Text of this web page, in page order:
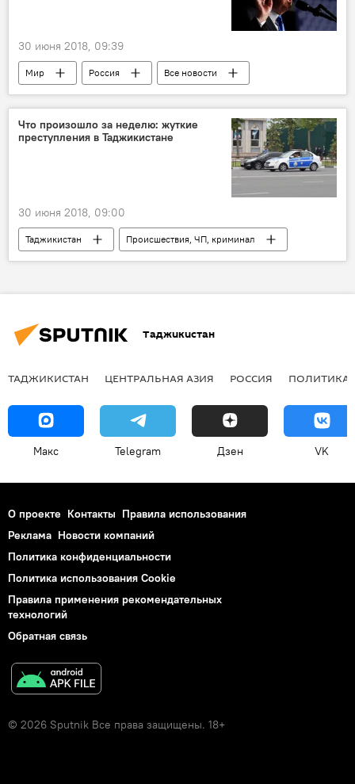
30 июня 2018, 09:39
Мир Россия
Все новости
США
Владимир Путин
Дональд Трамп
Что произошло за неделю: жуткие
преступления в Таджикистане
30 июня 2018, 09:00
Таджикистан
Происшествия, ЧП, криминал
Все новости
убийство
драка
Таджикистан
ТАДЖИКИСТАН ЦЕНТРАЛЬНАЯ АЗИЯ РОССИЯ ПОЛИТИКА
Макс Telegram Дзен VK
О проекте Контакты Правила использования
Реклама Новости компаний
Политика конфиденциальности
Политика использования Cookie
Правила применения рекомендательных
технологий
Обратная связь
© 2026 Sputnik Все права защищены. 18+